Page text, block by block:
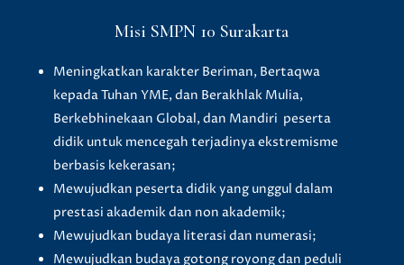
Misi SMPN 10 Surakarta
Meningkatkan karakter Beriman, Bertaqwa
kepada Tuhan YME, dan Berakhlak Mulia,
Berkebhinekaan Global, dan Mandiri peserta
didik untuk mencegah terjadinya ekstremisme
berbasis kekerasan;
Mewujudkan peserta didik yang unggul dalam
prestasi akademik dan non akademik;
Mewujudkan budaya literasi dan numerasi;
Mewujudkan budaya gotong royong dan peduli